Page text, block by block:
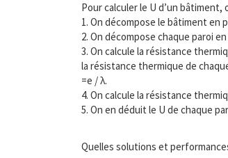
Pour calculer le U d’un
1. On décompose le bâtiment en
2. On décompose chaque paroi
3. On calcule la résistance
la résistance thermique de
=e / λ.
4. On calcule la résistance
5. On en déduit le U de chaque
Quelles solutions et